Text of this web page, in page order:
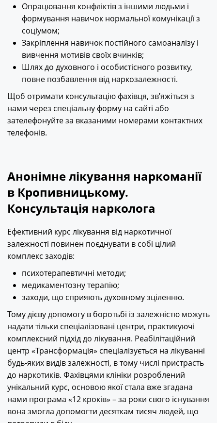
Опрацювання конфліктів з іншими людьми і
формування навичок нормальної комунікації з
соціумом;
Закріплення навичок постійного самоаналізу і
вивчення мотивів своїх вчинків;
Шлях до духовного і особистісного розвитку,
повне позбавлення від наркозалежності.
Щоб отримати консультацію фахівця, зв’яжіться з
нами через спеціальну форму на сайті або
зателефонуйте за вказаними номерами контактних
телефонів.
Анонімне лікування наркоманії
в Кропивницькому.
Консультація нарколога
Ефективний курс лікування від наркотичної
залежності повинен поєднувати в собі цілий
комплекс заходів:
психотерапевтичні методи;
медикаментозну терапію;
заходи, що сприяють духовному зціленню.
Тому дієву допомогу в боротьбі із залежністю можуть
надати тільки спеціалізовані центри, практикуючі
комплексний підхід до лікування. Реабілітаційний
центр «Трансформація» спеціалізується на лікуванні
будь-яких видів залежності, в тому числі пристрасть
до наркотиків. Фахівцями клініки розроблений
унікальний курс, основою якої стала вже згадана
нами програма «12 кроків» – за роки свого існування
вона змогла допомогти десяткам тисяч людей, що